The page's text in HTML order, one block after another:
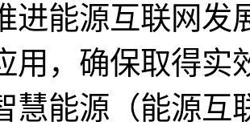
进能源互联网发
用，确保取得实
慧能源（能源互